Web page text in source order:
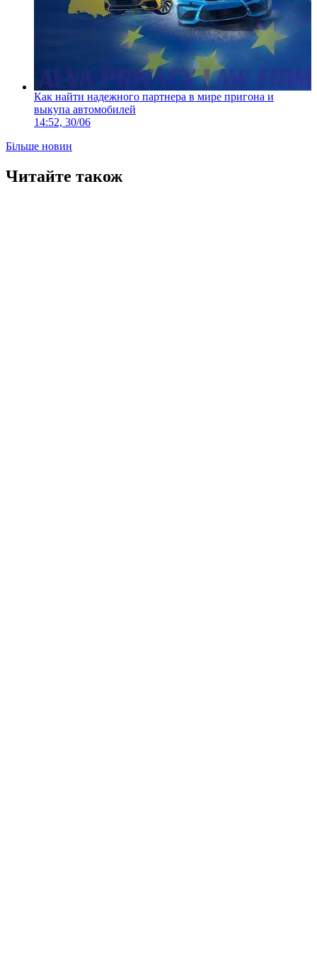
Как найти надежного партнера в мире пригона и
выкупа автомобилей
14:52, 30/06
Більше новин
Читайте також